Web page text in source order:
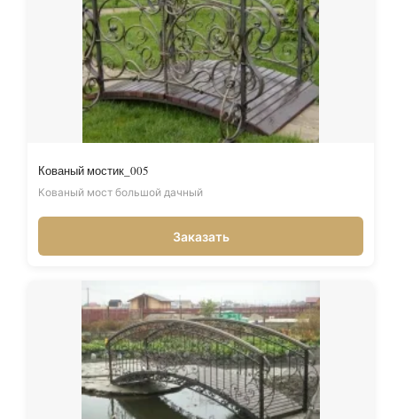
Кованый мостик_005
Кованый мост большой дачный
Заказать